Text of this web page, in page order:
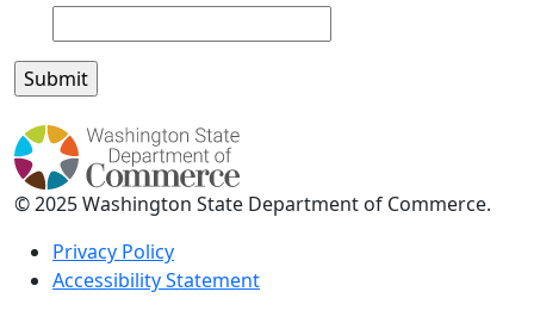
© 2025 Washington State Department of Commerce.
Privacy Policy
Accessibility Statement